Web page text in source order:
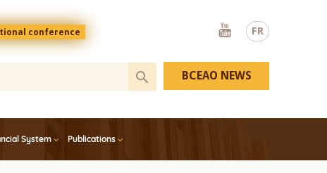
FR
conference
Youtube
System Publications
BCEAO NEWS